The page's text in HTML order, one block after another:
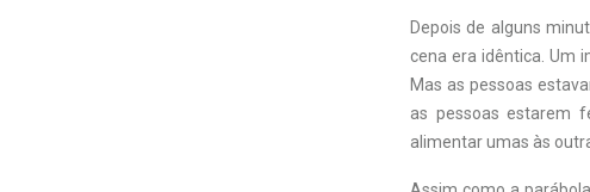
Depois de alguns
cena era idêntica. Um
Mas as pessoas
as pessoas estarem
alimentar umas às